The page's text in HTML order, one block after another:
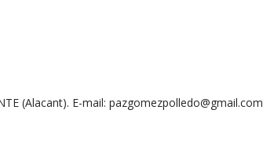
(Alacant). E-mail: pazgomezpolledo@gmail.com